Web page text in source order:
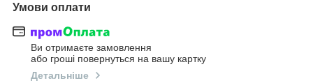
Умови оплати
Ви отримаєте замовлення
або гроші повернуться на вашу картку
Детальніше